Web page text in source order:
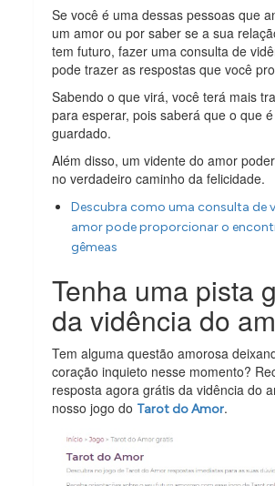
Se você é uma dessas pessoas que
um amor ou por saber se a sua
tem futuro, fazer uma consulta de
pode trazer as respostas que você
Sabendo o que virá, você terá mais
para esperar, pois saberá que o que
guardado.
Além disso, um vidente do amor
no verdadeiro caminho da felicidade.
Descubra como uma consulta de
amor pode proporcionar o
gêmeas
Tenha uma pista
da vidência do
Tem alguma questão amorosa
coração inquieto nesse momento?
resposta agora grátis da vidência do
nosso jogo do Tarot do Amor.